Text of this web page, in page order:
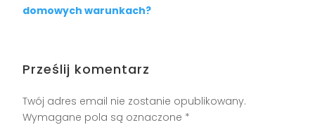
domowych warunkach?
Prześlij komentarz
Twój adres email nie zostanie opublikowany.
Wymagane pola są oznaczone *